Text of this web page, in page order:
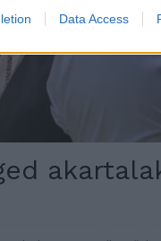
Data Access